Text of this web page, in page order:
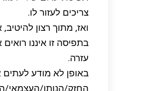
צריכים לעזור לו.
ואז, מתוך רצון
בתפיסה זו איננו
עזרה.
באופן לא מודע לעתים
החזק/הנותן/העצמאי/